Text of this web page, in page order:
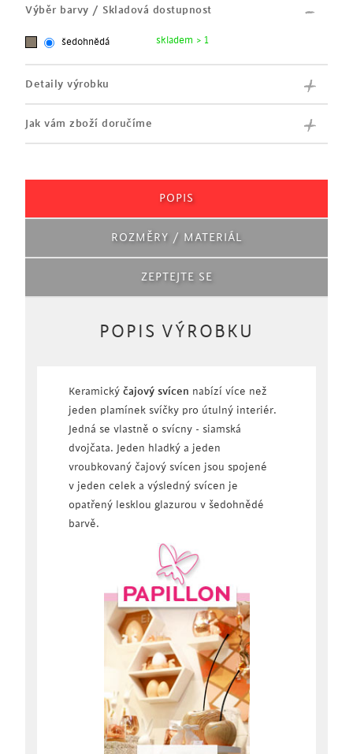
Výběr barvy / Skladová dostupnost
šedohnědá skladem > 1
Detaily výrobku
Jak vám zboží doručíme
POPIS
ROZMĚRY / MATERIÁL
ZEPTEJTE SE
POPIS VÝROBKU
Keramický čajový svícen nabízí více než
jeden plamínek svíčky pro útulný interiér.
Jedná se vlastně o svícny - siamská
dvojčata. Jeden hladký a jeden
vroubkovaný čajový svícen jsou spojené
v jeden celek a výsledný svícen je
opatřený lesklou glazurou v šedohnědé
barvě.